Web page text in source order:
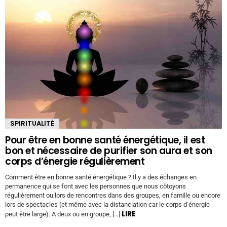
SPIRITUALITÉ
Pour être en bonne santé énergétique, il est
bon et nécessaire de purifier son aura et son
corps d’énergie régulièrement
Comment être en bonne santé énergétique ? Il y a des échanges en
permanence qui se font avec les personnes que nous côtoyons
régulièrement ou lors de rencontres dans des groupes, en famille ou encore
lors de spectacles (et même avec la distanciation car le corps d’énergie
peut être large). A deux ou en groupe, […] LIRE